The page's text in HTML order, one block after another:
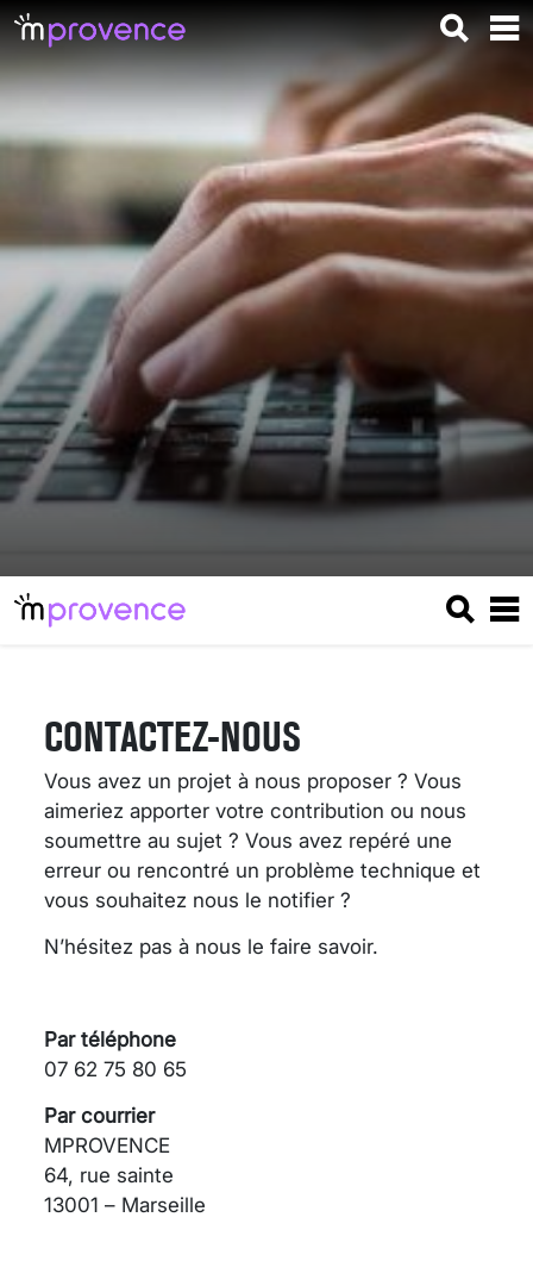
CONTACTEZ-NOUS
Vous avez un projet à nous proposer ? Vous
aimeriez apporter votre contribution ou nous
soumettre au sujet ? Vous avez repéré une
erreur ou rencontré un problème technique et
vous souhaitez nous le notifier ?
N’hésitez pas à nous le faire savoir.
Par téléphone
07 62 75 80 65
Par courrier
MPROVENCE
64, rue sainte
13001 – Marseille